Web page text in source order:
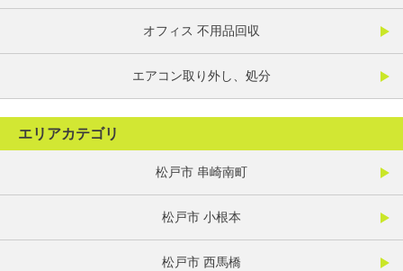
オフィス 不用品回収
エアコン取り外し、処分
エリアカテゴリ
松戸市 串崎南町
松戸市 小根本
松戸市 西馬橋